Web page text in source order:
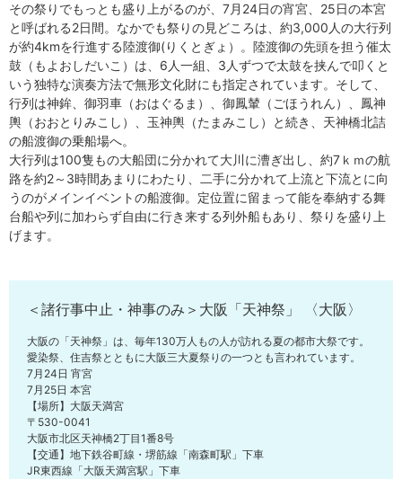
その祭りでもっとも盛り上がるのが、7月24日の宵宮、25日の本宮
と呼ばれる2日間。なかでも祭りの見どころは、約3,000人の大行列
が約4kmを行進する陸渡御(りくとぎょ）。陸渡御の先頭を担う催太
鼓（もよおしだいこ）は、6人一組、3人ずつで太鼓を挟んで叩くと
いう独特な演奏方法で無形文化財にも指定されています。そして、
行列は神鉾、御羽車（おはぐるま）、御鳳輦（ごほうれん）、鳳神
輿（おおとりみこし）、玉神輿（たまみこし）と続き、天神橋北詰
の船渡御の乗船場へ。
大行列は100隻もの大船団に分かれて大川に漕ぎ出し、約7ｋｍの航
路を約2～3時間あまりにわたり、二手に分かれて上流と下流とに向
うのがメインイベントの船渡御。定位置に留まって能を奉納する舞
台船や列に加わらず自由に行き来する列外船もあり、祭りを盛り上
げます。
＜諸行事中止・神事のみ＞大阪「天神祭」 〈大阪〉
大阪の「天神祭」は、毎年130万人もの人が訪れる夏の都市大祭です。
愛染祭、住吉祭とともに大阪三大夏祭りの一つとも言われています。
7月24日 宵宮
7月25日 本宮
【場所】大阪天満宮
〒530-0041
大阪市北区天神橋2丁目1番8号
【交通】地下鉄谷町線・堺筋線「南森町駅」下車
JR東西線「大阪天満宮駅」下車